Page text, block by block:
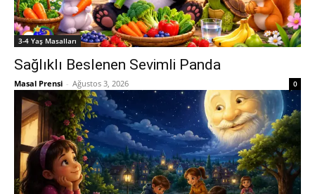
3-4 Yaş Masalları
Sağlıklı Beslenen Sevimli Panda
Masal Prensi - Ağustos 3, 2026 0